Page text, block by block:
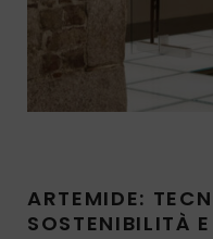
ARTEMIDE:
SOSTENIBILITÀ